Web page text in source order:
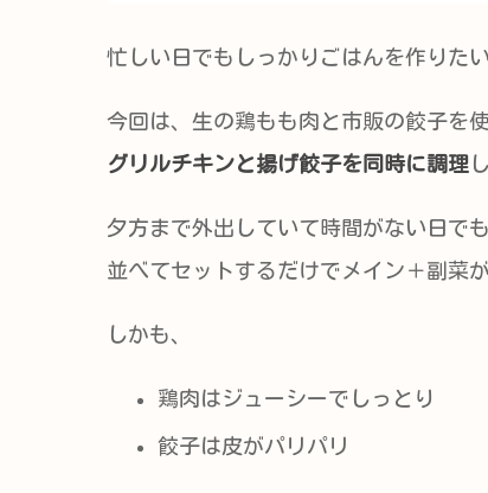
忙しい日でもしっかりごはんを作りた
今回は、生の鶏もも肉と市販の餃子を使
グリルチキンと揚げ餃子を同時に調理
夕方まで外出していて時間がない日でも
並べてセットするだけでメイン＋副菜
しかも、
鶏肉はジューシーでしっとり
餃子は皮がパリパリ